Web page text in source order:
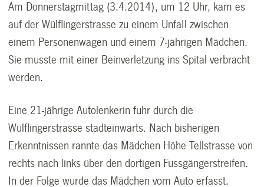
Am Donnerstagmittag (3.4.2014), um 12 Uhr, kam es
auf der Wülflingerstrasse zu einem UnfaIl zwischen
einem Personenwagen und einem 7-jährigen Mädchen.
Sie musste mit einer Beinverletzung ins Spital verbracht
werden.
Eine 21-jährige Autolenkerin fuhr durch die
Wülflingerstrasse stadteinwärts. Nach bisherigen
Erkenntnissen rannte das Mädchen Höhe Tellstrasse von
rechts nach links über den dortigen Fussgängerstreifen.
In der Folge wurde das Mädchen vom Auto erfasst.